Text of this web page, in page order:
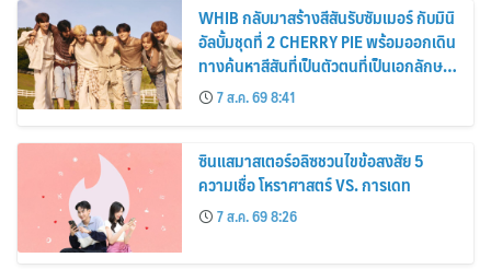
WHIB กลับมาสร้างสีสันรับซัมเมอร์ กับมินิ
อัลบั้มชุดที่ 2 CHERRY PIE พร้อมออกเดิน
ทางค้นหาสีสันที่เป็นตัวตนที่เป็นเอกลักษณ์
ของตัวเอง
7 ส.ค. 69 8:41
ซินแสมาสเตอร์อลิซชวนไขข้อสงสัย 5
ความเชื่อ โหราศาสตร์ VS. การเดท
7 ส.ค. 69 8:26